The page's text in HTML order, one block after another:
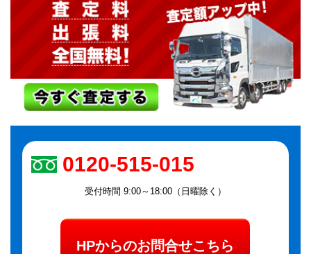
0120-515-015
受付時間 9:00～18:00（日曜除く）
HPからのお問合せこちら